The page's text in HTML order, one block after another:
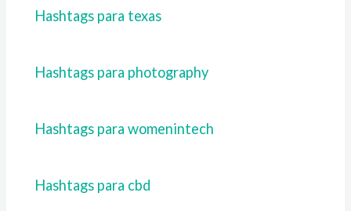
Hashtags para texas
Hashtags para photography
Hashtags para womenintech
Hashtags para cbd